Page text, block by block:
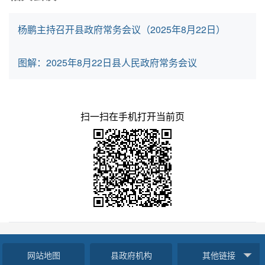
杨鹏主持召开县政府常务会议（2025年8月22日）
图解：2025年8月22日县人民政府常务会议
扫一扫在手机打开当前页
网站地图 县政府机构 其他链接